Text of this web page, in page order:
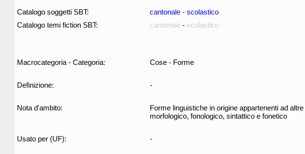
Catalogo soggetti SBT: cantonale - scolastico
Catalogo temi fiction SBT:
cantonale - scolastico
Macrocategoria - Categoria: Cose - Forme
Definizione: -
Nota d'ambito:
Forme linguistiche in origine appartenenti ad
morfologico, fonologico, sintattico e fonetico
Usato per (UF): -